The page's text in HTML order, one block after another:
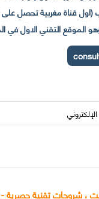
، شروحات تقنية حصرية